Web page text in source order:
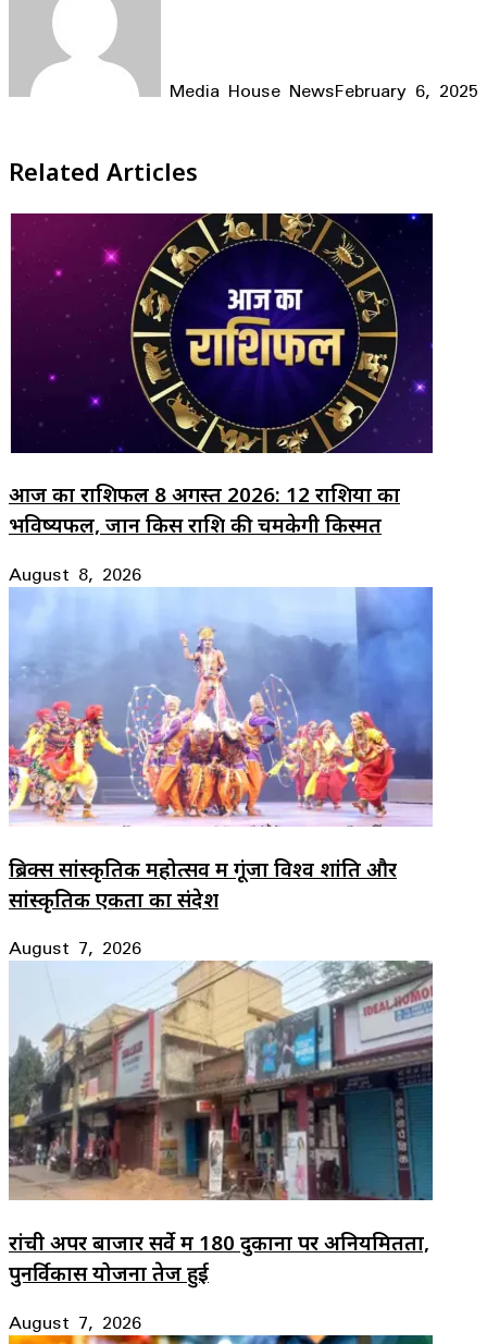
Media House NewsFebruary 6, 2025
Related Articles
आज का राशिफल 8 अगस्त 2026: 12 राशियों का
भविष्यफल, जानें किस राशि की चमकेगी किस्मत
August 8, 2026
ब्रिक्स सांस्कृतिक महोत्सव में गूंजा विश्व शांति और
सांस्कृतिक एकता का संदेश
August 7, 2026
रांची अपर बाजार सर्वे में 180 दुकानों पर अनियमितता,
पुनर्विकास योजना तेज हुई
August 7, 2026